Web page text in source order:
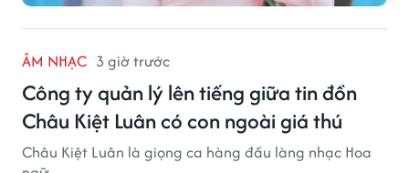
ÂM NHẠC 3 giờ trước
Công ty quản lý lên tiếng giữa tin đồn
Châu Kiệt Luân có con ngoài giá thú
Châu Kiệt Luân là giọng ca hàng đầu làng nhạc Hoa